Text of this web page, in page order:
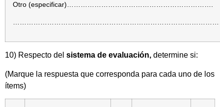
Otro (especificar)……………………………………………………….
10) Respecto del sistema de evaluación, determine si:
(Marque la respuesta que corresponda para cada uno de los
ítems)